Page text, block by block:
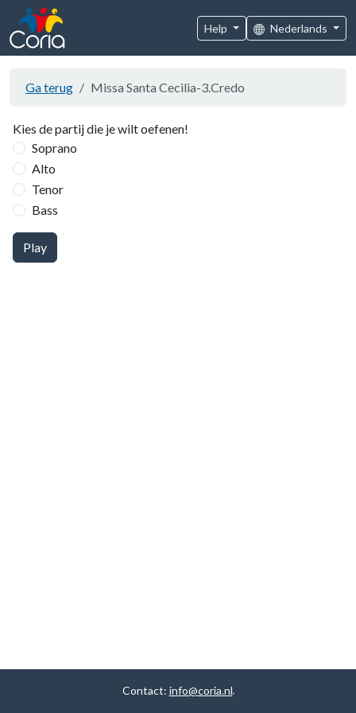
Help Nederlands
Ga terug Missa Santa Cecilia-3.Credo
Kies de partij die je wilt oefenen!
Soprano
Alto
Tenor
Bass
Play
Contact: info@coria.nl.